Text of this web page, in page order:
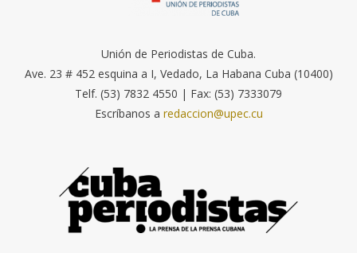
Unión de Periodistas de Cuba.
Ave. 23 # 452 esquina a I, Vedado, La Habana Cuba (10400)
Telf. (53) 7832 4550 | Fax: (53) 7333079
Escríbanos a redaccion@upec.cu